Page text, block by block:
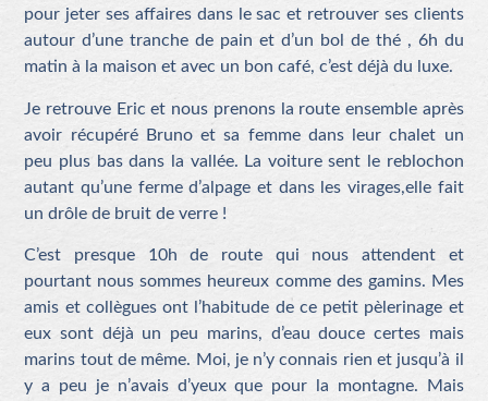
pour jeter ses affaires dans le sac et retrouver ses clients
autour d’une tranche de pain et d’un bol de thé , 6h du
matin à la maison et avec un bon café, c’est déjà du luxe.
Je retrouve Eric et nous prenons la route ensemble après
avoir récupéré Bruno et sa femme dans leur chalet un
peu plus bas dans la vallée. La voiture sent le reblochon
autant qu’une ferme d’alpage et dans les virages,elle fait
un drôle de bruit de verre !
C’est presque 10h de route qui nous attendent et
pourtant nous sommes heureux comme des gamins. Mes
amis et collègues ont l’habitude de ce petit pèlerinage et
eux sont déjà un peu marins, d’eau douce certes mais
marins tout de même. Moi, je n’y connais rien et jusqu’à il
y a peu je n’avais d’yeux que pour la montagne. Mais